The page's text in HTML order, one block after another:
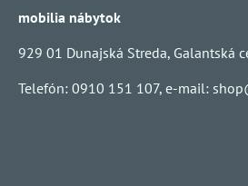
mobilia nábytok
929 01 Dunajská Streda, Galantská
Telefón: 0910 151 107, e-mail: